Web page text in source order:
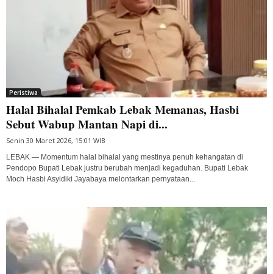
Peristiwa
Halal Bihalal Pemkab Lebak Memanas, Hasbi
Sebut Wabup Mantan Napi di...
Senin 30 Maret 2026, 15:01 WIB
LEBAK — Momentum halal bihalal yang mestinya penuh kehangatan di
Pendopo Bupati Lebak justru berubah menjadi kegaduhan. Bupati Lebak
Moch Hasbi Asyidiki Jayabaya melontarkan pernyataan...